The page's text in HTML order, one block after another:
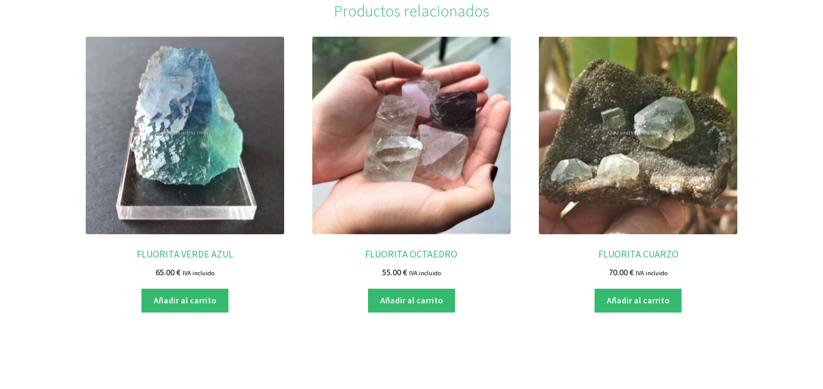
Productos relacionados
FLUORITA VERDE AZUL
65.00€ IVA incluido
Añadir al carrito
FLUORITA OCTAEDRO
55.00€ IVA incluido
Añadir al carrito
FLUORITA CUARZO
70.00€ IVA incluido
Añadir al carrito